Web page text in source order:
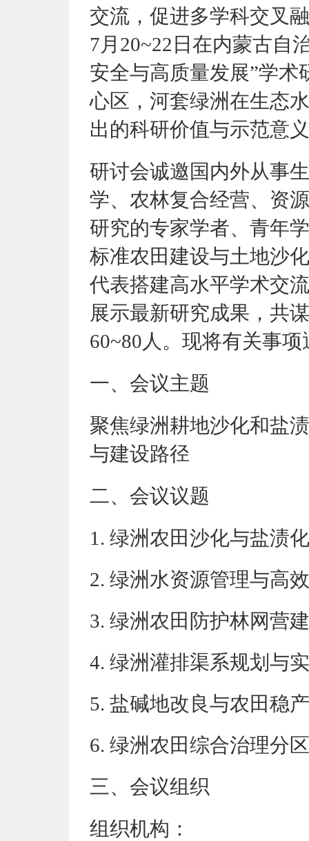
交流，促进多学科交叉
7月20~22日在内蒙古自
安全与高质量发展”学
心区，河套绿洲在生态
出的科研价值与示范意
研讨会诚邀国内外从事
学、农林复合经营、资
研究的专家学者、青年
标准农田建设与土地沙
代表搭建高水平学术交
展示最新研究成果，共
60~80人。 现将有关事项
一、 会议主题
聚焦绿洲耕地沙化和盐
与建设路径
二、会议议题
1. 绿洲农田沙化与盐渍
2. 绿洲水资源管理与高
3. 绿洲农田防护林网营
4. 绿洲灌排渠系规划与
5. 盐碱地改良与农田稳
6. 绿洲农田综合治理分
三、会议组织
组织机构 ：